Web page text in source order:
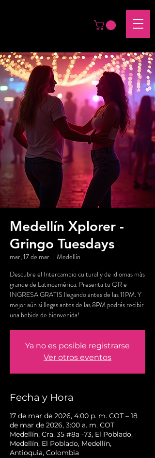
Medellín Xplorer -
Gringo Tuesdays
mar, 17 de mar
  |
Medellín
Descubre el Intercambio cultural y de idiomas más
grande de Latinoamérica. Presenta tu QR e
INGRESA GRATIS llegando antes de las 11PM. Y
mejor aún si llegas antes de las 8PM podrás recibir
una bebida de bienvenida!
Ya no es posible registrarse
Ver otros eventos
Fecha y Hora
17 de mar de 2026, 4:00 p. m. COT – 18
de mar de 2026, 3:00 a. m. COT
Medellín, Cra. 35 #8a -73, El Poblado,
Medellín, El Poblado, Medellín,
Antioquia, Colombia